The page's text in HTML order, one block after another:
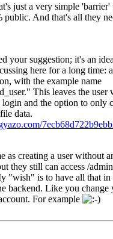
just a very simple 'barrier'
public. And that's all they
your suggestion; it's an
here for a long time:
with the example name
This leaves the user
login and the option to only
data.
as creating a user without
they still can access /
"wish" is to have all that in
backend. Like you change
For example